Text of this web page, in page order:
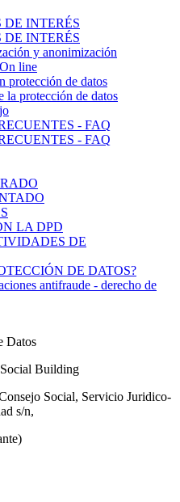
DE INTERÉS
DE INTERÉS
y anonimización
line
protección de datos
la protección de datos
- FAQ
- FAQ
LA DPD
DE
DE DATOS?
antifraude - derecho de
Datos
Building
Social, Servicio Juridico-
s/n,